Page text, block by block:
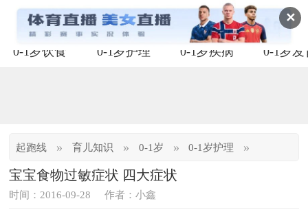
✕
0-1岁饮食 0-1岁护理 0-1岁疾病 0-1岁发
起跑线 » 育儿知识 » 0-1岁 » 0-1岁护理 »
宝宝食物过敏症状 四大症状
时间：2016-09-28 作者：小鑫